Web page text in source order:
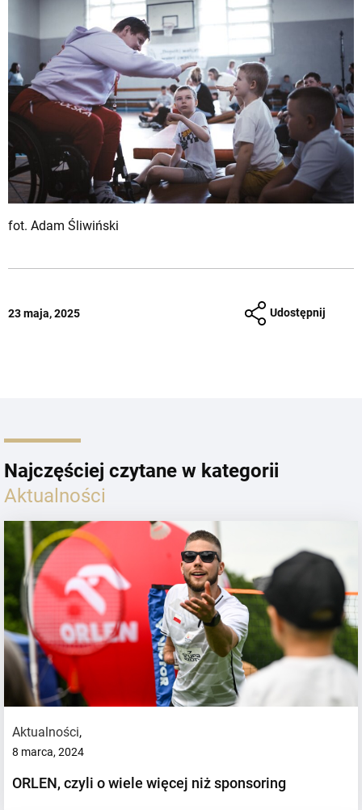
fot. Adam Śliwiński
23 maja, 2025 Udostępnij
Najczęściej czytane w kategorii
Aktualności
Aktualności,
8 marca, 2024
ORLEN, czyli o wiele więcej niż sponsoring